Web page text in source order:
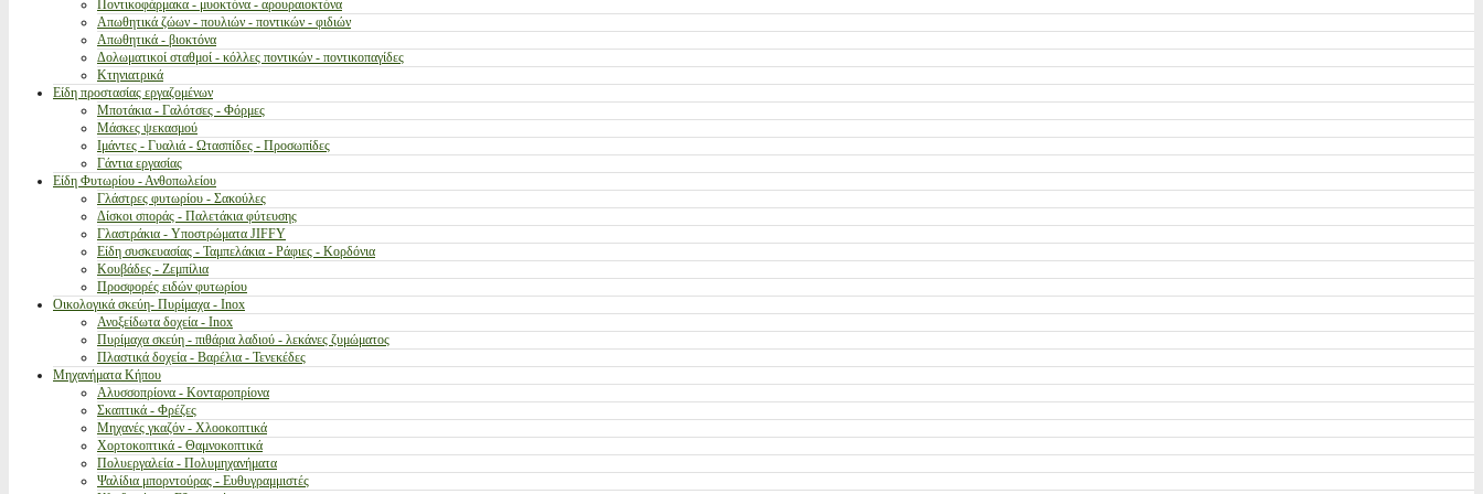
Ποντικοφάρμακα - μυοκτόνα - αρουραιοκτόνα
Απωθητικά ζώων - πουλιών - ποντικών - φιδιών
Απωθητικά - βιοκτόνα
Δολωματικοί σταθμοί - κόλλες ποντικών - ποντικοπαγίδες
Κτηνιατρικά
Είδη προστασίας εργαζομένων
Μποτάκια - Γαλότσες - Φόρμες
Μάσκες ψεκασμού
Ιμάντες - Γυαλιά - Ωτασπίδες - Προσωπίδες
Γάντια εργασίας
Είδη Φυτωρίου - Ανθοπωλείου
Γλάστρες φυτωρίου - Σακούλες
Δίσκοι σποράς - Παλετάκια φύτευσης
Γλαστράκια - Υποστρώματα JIFFY
Είδη συσκευασίας - Ταμπελάκια - Ράφιες - Κορδόνια
Κουβάδες - Ζεμπίλια
Προσφορές ειδών φυτωρίου
Οικολογικά σκεύη- Πυρίμαχα - Inox
Ανοξείδωτα δοχεία - Inox
Πυρίμαχα σκεύη - πιθάρια λαδιού - λεκάνες ζυμώματος
Πλαστικά δοχεία - Βαρέλια - Τενεκέδες
Μηχανήματα Κήπου
Αλυσσοπρίονα - Κονταροπρίονα
Σκαπτικά - Φρέζες
Μηχανές γκαζόν - Χλοοκοπτικά
Χορτοκοπτικά - Θαμνοκοπτικά
Πολυεργαλεία - Πολυμηχανήματα
Ψαλίδια μπορντούρας - Ευθυγραμμιστές